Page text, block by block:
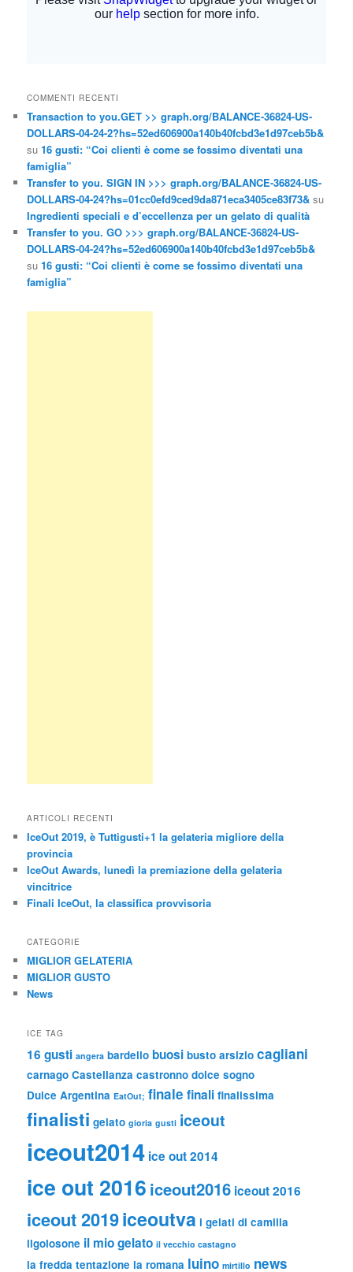
COMMENTI RECENTI
Transaction to you.GET >> graph.org/BALANCE-36824-US-
DOLLARS-04-24-2?hs=52ed606900a140b40fcbd3e1d97ceb5b&
su16 gusti: “Coi clienti è come se fossimo diventati una
famiglia”
Transfer to you. SIGN IN >>> graph.org/BALANCE-36824-US-
DOLLARS-04-24?hs=01cc0efd9ced9da871eca3405ce83f73& su
Ingredienti speciali e d’eccellenza per un gelato di qualità
Transfer to you. GO >>> graph.org/BALANCE-36824-US-
DOLLARS-04-24?hs=52ed606900a140b40fcbd3e1d97ceb5b&
su16 gusti: “Coi clienti è come se fossimo diventati una
famiglia”
ARTICOLI RECENTI
IceOut 2019, è Tuttigusti+1 la gelateria migliore della
provincia
IceOut Awards, lunedì la premiazione della gelateria
vincitrice
Finali IceOut, la classifica provvisoria
CATEGORIE
MIGLIOR GELATERIA
MIGLIOR GUSTO
News
ICE TAG
16 gusti angera bardello buosi busto arsizio cagliani
carnago Castellanza castronno dolce sogno
Dulce Argentina EatOut; finale finali finalissima
finalisti gelato gioria gusti iceout
iceout2014 ice out 2014
ice out 2016 iceout2016 iceout 2016
iceout 2019iceoutva i gelati di camilla
ilgolosone il mio gelato il vecchio castagno
la fredda tentazione la romana luino mirtillo news